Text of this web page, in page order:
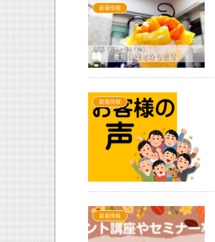
新着情報
新着情報
新着情報